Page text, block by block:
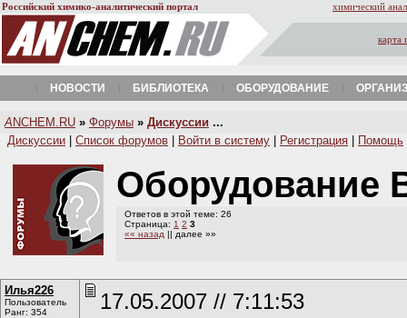
Российский химико-аналитический портал химический
карта
НОВОСТИ БИБЛИОТЕКА ОБОРУДОВАНИЕ
A NCHEM.RU » Форумы » Дискуссии ...
Дискуссии
Список форумов Войти в систему Регистрация Помощь
Оборудование
Ответов в этой теме: 26
Страница: 1 2 3
«« назад || далее »»
Илья226
Пользователь
Ранг: 354
17.05.2007 // 7:11:53